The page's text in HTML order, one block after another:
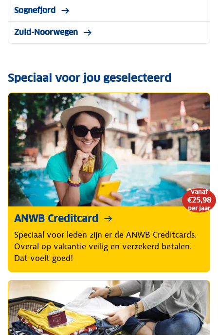
Sognefjord
Zuid-Noorwegen
Speciaal voor jou geselecteerd
vanaf
€25,98
per jaar
ANWB Creditcard
Speciaal voor leden zijn er de ANWB Creditcards.
Overal op vakantie veilig en verzekerd betalen.
Dat voelt goed!